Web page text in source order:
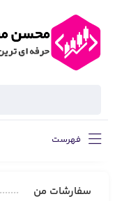
فهرست
سفارشات من